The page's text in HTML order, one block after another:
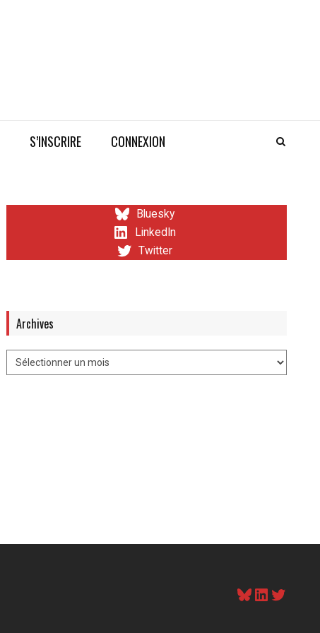
S’INSCRIRE CONNEXION
Bluesky
LinkedIn
Twitter
Archives
Bluesky